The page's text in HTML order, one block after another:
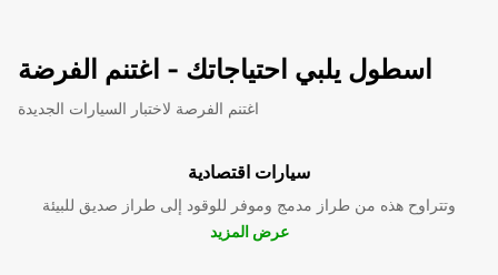
اسطول يلبي احتياجاتك - اغتنم الفرضة
اغتنم الفرصة لاختبار السيارات الجديدة
سيارات اقتصادية
وتتراوح هذه من طراز مدمج وموفر للوقود إلى طراز صديق للبيئة
عرض المزيد